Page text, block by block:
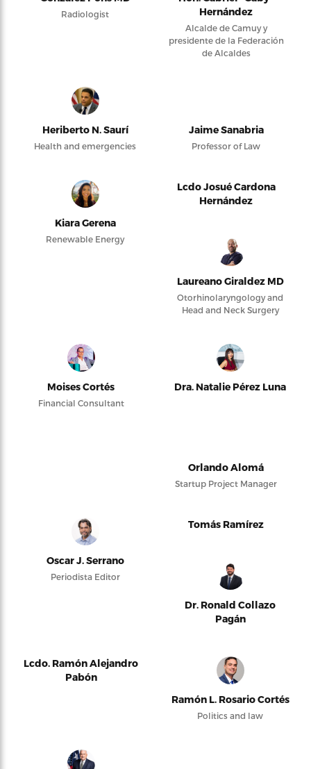
Radiologist
Hernández
Alcalde de Camuy y
presidente de la Federación
de Alcaldes
Heriberto N. Saurí
Health and emergencies
Jaime Sanabria
Professor of Law
Kiara Gerena
Renewable Energy
Lcdo Josué Cardona
Hernández
Laureano Giraldez MD
Otorhinolaryngology and
Head and Neck Surgery
Moises Cortés
Financial Consultant
Dra. Natalie Pérez Luna
Orlando Alomá
Startup Project Manager
Oscar J. Serrano
Periodista Editor
Tomás Ramírez
Dr. Ronald Collazo
Pagán
Lcdo. Ramón Alejandro
Pabón
Ramón L. Rosario Cortés
Politics and law